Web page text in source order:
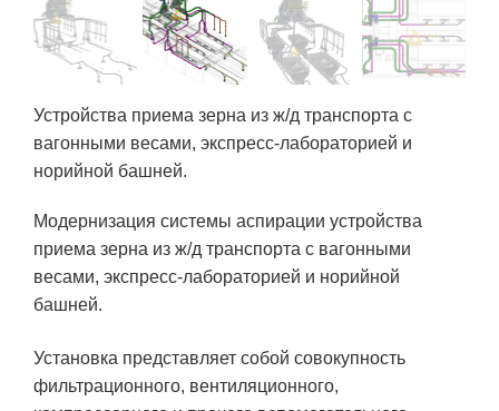
Устройства приема зерна из ж/д транспорта с
вагонными весами, экспресс-лабораторией и
норийной башней.
Модернизация системы аспирации устройства
приема зерна из ж/д транспорта с вагонными
весами, экспресс-лабораторией и норийной
башней.
Установка представляет собой совокупность
фильтрационного, вентиляционного,